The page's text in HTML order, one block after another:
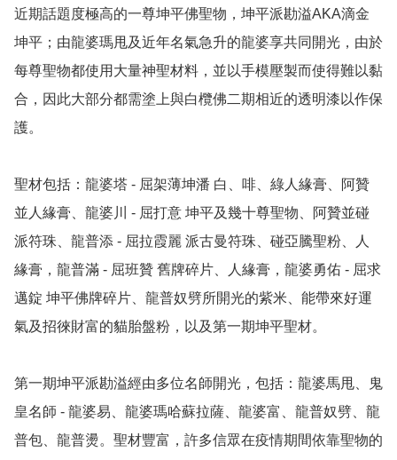
近期話題度極高的一尊坤平佛聖物，坤平派勘溢AKA滴金
坤平；由龍婆瑪甩及近年名氣急升的龍婆享共同開光，由於
每尊聖物都使用大量神聖材料，並以手模壓製而使得難以黏
合，因此大部分都需塗上與白欖佛二期相近的透明漆以作保
護。
聖材包括：龍婆塔 - 屈架薄坤潘 白、啡、綠人緣膏、阿贊
並人緣膏、龍婆川 - 屈打意 坤平及幾十尊聖物、阿贊並碰
派符珠、龍普添 - 屈拉霞麗 派古曼符珠、碰亞騰聖粉、人
緣膏，龍普滿 - 屈班贊 舊牌碎片、人緣膏，龍婆勇佑 - 屈求
邁錠 坤平佛牌碎片、龍普奴劈所開光的紫米、能帶來好運
氣及招徠財富的貓胎盤粉，以及第一期坤平聖材。
第一期坤平派勘溢經由多位名師開光，包括：龍婆馬甩、鬼
皇名師 - 龍婆易、龍婆瑪哈蘇拉薩、龍婆富、龍普奴劈、龍
普包、龍普燙。聖材豐富，許多信眾在疫情期間依靠聖物的